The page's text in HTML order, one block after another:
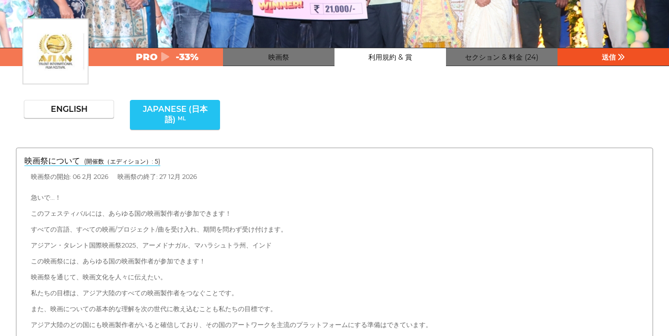
PRO -33% 映画祭 利用規約 & 賞 セクション & 料金 (24) 送信
ENGLISH
JAPANESE (日本
語) ML
映画祭について (開催数（エディション）: 5)
映画祭の開始: 06 2月 2026 映画祭の終了: 27 12月 2026
急いで...！
このフェスティバルには、あらゆる国の映画製作者が参加できます！
すべての言語、すべての映画/プロジェクト/曲を受け入れ、期間を問わず受け付けます。
アジアン・タレント国際映画祭2025、アーメドナガル、マハラシュトラ州、インド
この映画祭には、あらゆる国の映画製作者が参加できます！
映画祭を通じて、映画文化を人々に伝えたい。
私たちの目標は、アジア大陸のすべての映画製作者をつなぐことです。
また、映画についての基本的な理解を次の世代に教え込むことも私たちの目標です。
アジア大陸のどの国にも映画製作者がいると確信しており、その国のアートワークを主流のプラットフォームにする準備はできています。